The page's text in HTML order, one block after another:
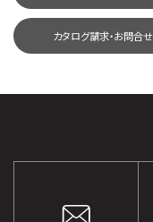
カタログ請求・お問合せ